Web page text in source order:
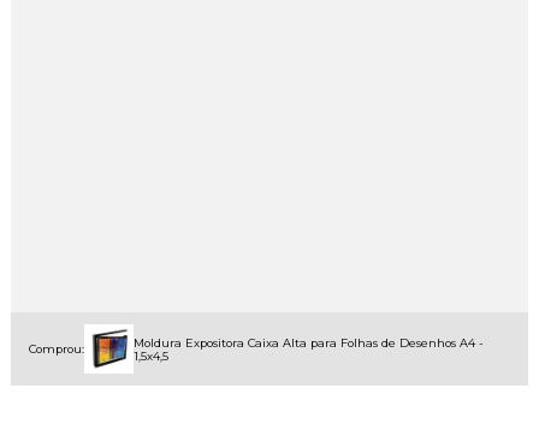
Comprou:
Moldura Expositora Caixa Alta para Folhas de Desenhos A4 -
1,5x4,5